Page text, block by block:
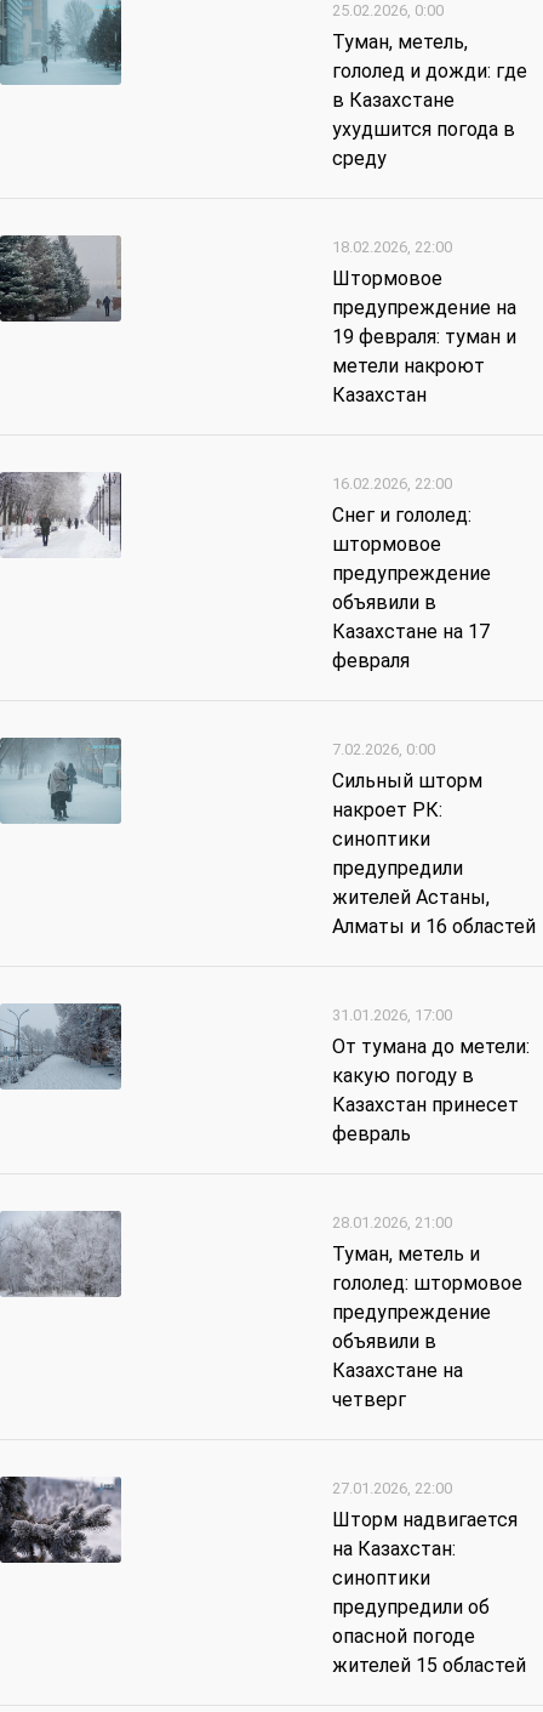
25.02.2026, 0:00
Туман, метель,
гололед и дожди: где
в Казахстане
ухудшится погода в
среду
18.02.2026, 22:00
Штормовое
предупреждение на
19 февраля: туман и
метели накроют
Казахстан
16.02.2026, 22:00
Снег и гололед:
штормовое
предупреждение
объявили в
Казахстане на 17
февраля
7.02.2026, 0:00
Сильный шторм
накроет РК:
синоптики
предупредили
жителей Астаны,
Алматы и 16 областей
31.01.2026, 17:00
От тумана до метели:
какую погоду в
Казахстан принесет
февраль
28.01.2026, 21:00
Туман, метель и
гололед: штормовое
предупреждение
объявили в
Казахстане на
четверг
27.01.2026, 22:00
Шторм надвигается
на Казахстан:
синоптики
предупредили об
опасной погоде
жителей 15 областей